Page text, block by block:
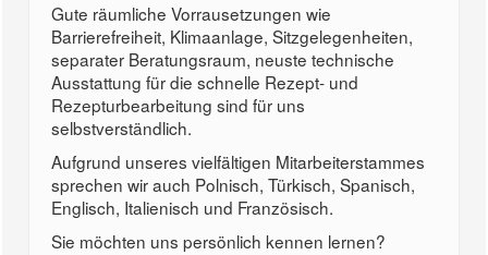
Gute räumliche Vorrausetzungen wie
Barrierefreiheit, Klimaanlage, Sitzgelegenheiten,
separater Beratungsraum, neuste technische
Ausstattung für die schnelle Rezept- und
Rezepturbearbeitung sind für uns
selbstverständlich.
Aufgrund unseres vielfältigen Mitarbeiterstammes
sprechen wir auch Polnisch, Türkisch, Spanisch,
Englisch, Italienisch und Französisch.
Sie möchten uns persönlich kennen lernen?